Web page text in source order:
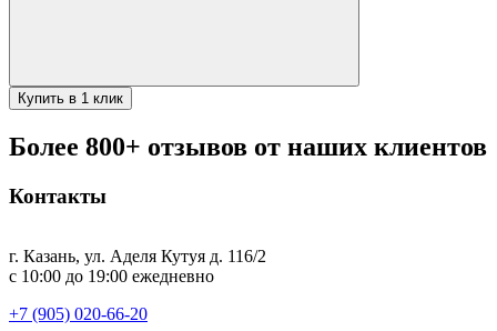
Купить в 1 клик
Более 800+ отзывов от наших клиентов
Контакты
г. Казань, ул. Аделя Кутуя д. 116/2
с 10:00 до 19:00 ежедневно
+7 (905) 020-66-20